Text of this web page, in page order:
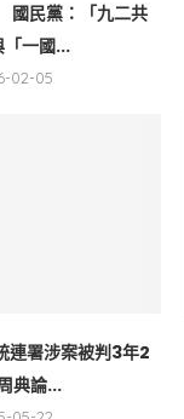
民黨：「九二共
「一國...
02-05
連署涉案被判3年2
典論...